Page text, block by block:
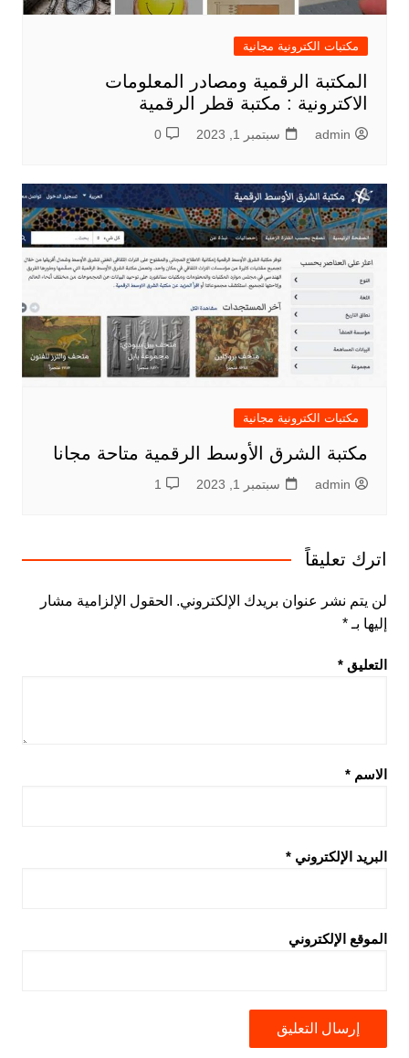
مكتبات الكترونية مجانية
المكتبة الرقمية ومصادر المعلومات
الاكترونية : مكتبة قطر الرقمية
admin سبتمبر 1, 2023 0
مكتبات الكترونية مجانية
مكتبة الشرق الأوسط الرقمية متاحة مجانا
admin سبتمبر 1, 2023 1
اترك تعليقاً
لن يتم نشر عنوان بريدك الإلكتروني. الحقول الإلزامية مشار
إليها بـ *
التعليق *
الاسم *
البريد الإلكتروني *
الموقع الإلكتروني